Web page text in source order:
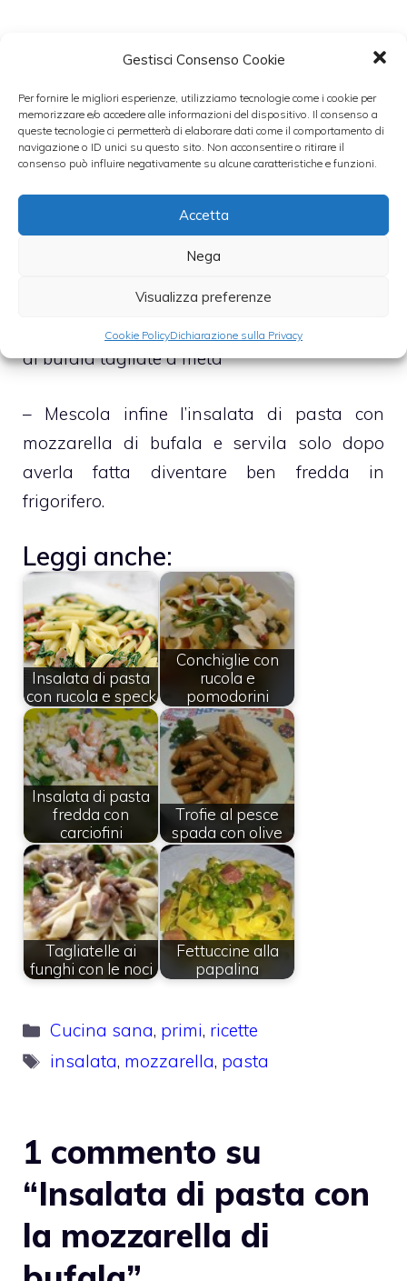
Gestisci Consenso Cookie
Per fornire le migliori esperienze, utilizziamo tecnologie come i cookie per
memorizzare e/o accedere alle informazioni del dispositivo. Il consenso a
queste tecnologie ci permetterà di elaborare dati come il comportamento di
navigazione o ID unici su questo sito. Non acconsentire o ritirare il
consenso può influire negativamente su alcune caratteristiche e funzioni.
Accetta
Nega
Visualizza preferenze
Cookie PolicyDichiarazione sulla Privacy
pezzetti, non troppo piccoli, e lascia
insaporire l’insalata per ulteriori 10 minuti
dente, scolerai accuratamente e fari
completamente raffreddare
– Una volta pronta unisci la pasta al
condimento ed unisci al tutto le mozzarelle
di bufala tagliate a metà
– Mescola infine l’insalata di pasta con
mozzarella di bufala e servila solo dopo
averla fatta diventare ben fredda in
frigorifero.
Leggi anche:
Insalata di pasta
con rucola e speck
Conchiglie con
rucola e
pomodorini
Insalata di pasta
fredda con
carciofini
Trofie al pesce
spada con olive
Tagliatelle ai
funghi con le noci
Fettuccine alla
papalina
Categorie
Cucina sana, primi, ricette
Tag
insalata, mozzarella, pasta
1 commento su
“Insalata di pasta con
la mozzarella di